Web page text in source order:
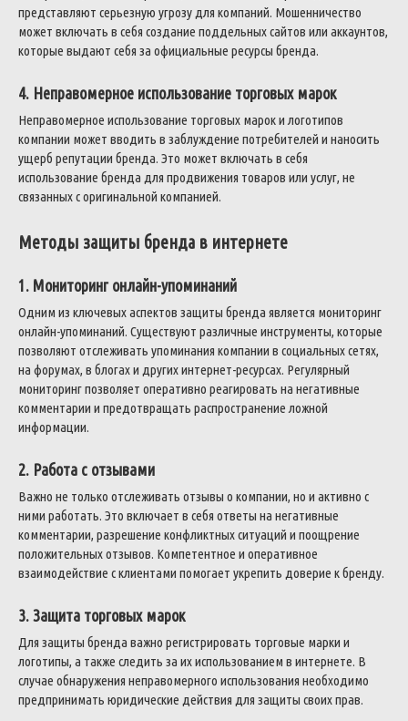
представляют серьезную угрозу для компаний. Мошенничество
может включать в себя создание поддельных сайтов или аккаунтов,
которые выдают себя за официальные ресурсы бренда.
4. Неправомерное использование торговых марок
Неправомерное использование торговых марок и логотипов
компании может вводить в заблуждение потребителей и наносить
ущерб репутации бренда. Это может включать в себя
использование бренда для продвижения товаров или услуг, не
связанных с оригинальной компанией.
Методы защиты бренда в интернете
1. Мониторинг онлайн-упоминаний
Одним из ключевых аспектов защиты бренда является мониторинг
онлайн-упоминаний. Существуют различные инструменты, которые
позволяют отслеживать упоминания компании в социальных сетях,
на форумах, в блогах и других интернет-ресурсах. Регулярный
мониторинг позволяет оперативно реагировать на негативные
комментарии и предотвращать распространение ложной
информации.
2. Работа с отзывами
Важно не только отслеживать отзывы о компании, но и активно с
ними работать. Это включает в себя ответы на негативные
комментарии, разрешение конфликтных ситуаций и поощрение
положительных отзывов. Компетентное и оперативное
взаимодействие с клиентами помогает укрепить доверие к бренду.
3. Защита торговых марок
Для защиты бренда важно регистрировать торговые марки и
логотипы, а также следить за их использованием в интернете. В
случае обнаружения неправомерного использования необходимо
предпринимать юридические действия для защиты своих прав.